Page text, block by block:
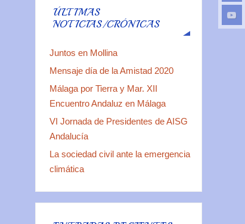
ÚLTIMAS
NOTICIAS/CRÓNICAS
Juntos en Mollina
Mensaje día de la Amistad 2020
Málaga por Tierra y Mar. XII
Encuentro Andaluz en Málaga
VI Jornada de Presidentes de AISG
Andalucía
La sociedad civil ante la emergencia
climática